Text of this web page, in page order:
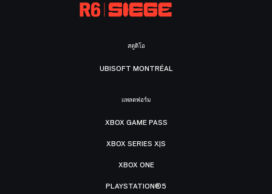
สตูดิโอ
UBISOFT MONTRÉAL
แพลตฟอร์ม
XBOX GAME PASS
XBOX SERIES X|S
XBOX ONE
PLAYSTATION®5